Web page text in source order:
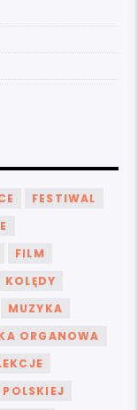
FESTIWAL
FILM
KOLĘDY
MUZYKA
ORGANOWA